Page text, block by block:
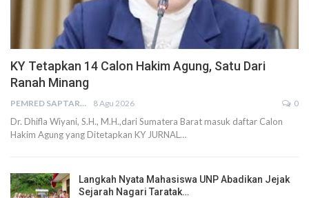
KY Tetapkan 14 Calon Hakim Agung, Satu Dari
Ranah Minang
PEMRED SAPTARIUS 8 Agu 2026 0
Dr. Dhifla Wiyani, S.H., M.H.,dari Sumatera Barat masuk daftar Calon
Hakim Agung yang Ditetapkan KY JURNAL…
Langkah Nyata Mahasiswa UNP Abadikan Jejak
Sejarah Nagari Taratak…